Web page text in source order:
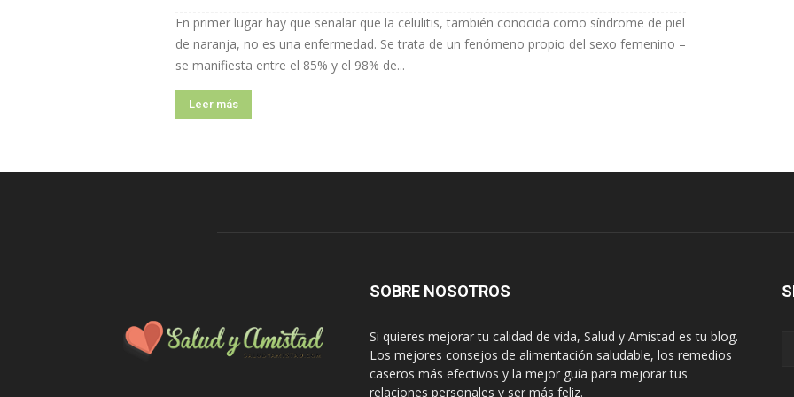
En primer lugar hay que señalar que la celulitis, también conocida como síndrome de piel
de naranja, no es una enfermedad. Se trata de un fenómeno propio del sexo femenino –
se manifiesta entre el 85% y el 98% de...
Leer más
SOBRE NOSOTROS
Si quieres mejorar tu calidad de vida, Salud y Amistad es tu blog.
Los mejores consejos de alimentación saludable, los remedios
caseros más efectivos y la mejor guía para mejorar tus
relaciones personales y ser más feliz.